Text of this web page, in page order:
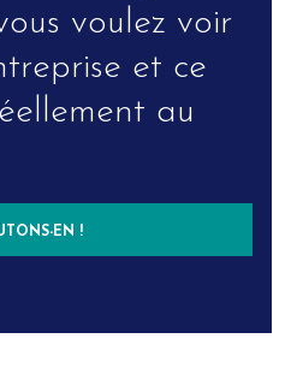
voulez voir
et ce
au
EN !